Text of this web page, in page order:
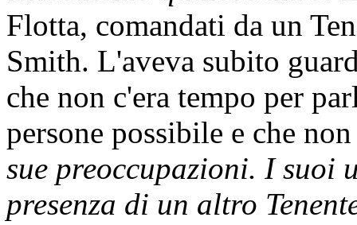
Flotta, comandati da un
Smith. L'aveva subito
che non c'era tempo per
persone possibile e che
sue preoccupazioni. I suoi
presenza di un altro